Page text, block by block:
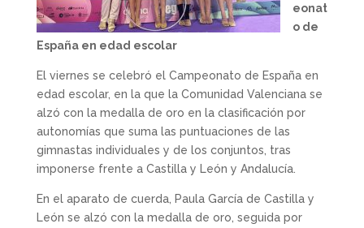
eonat
o de
España en edad escolar
El viernes se celebró el Campeonato de España en
edad escolar, en la que la Comunidad Valenciana se
alzó con la medalla de oro en la clasificación por
autonomías que suma las puntuaciones de las
gimnastas individuales y de los conjuntos, tras
imponerse frente a Castilla y León y Andalucía.
En el aparato de cuerda, Paula García de Castilla y
León se alzó con la medalla de oro, seguida por